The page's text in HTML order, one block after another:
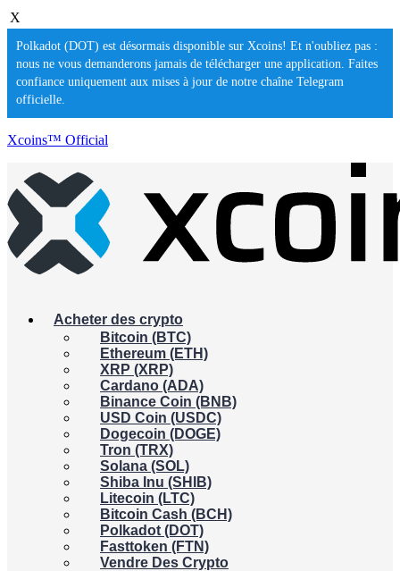
X
Polkadot (DOT) est désormais disponible sur Xcoins! Et n'oubliez pas :
nous ne vous demanderons jamais de télécharger une application. Faites
confiance uniquement aux mises à jour de notre chaîne Telegram
officielle.
Xcoins™ Official
Acheter des crypto
Bitcoin (BTC)
Ethereum (ETH)
XRP (XRP)
Cardano (ADA)
Binance Coin (BNB)
USD Coin (USDC)
Dogecoin (DOGE)
Tron (TRX)
Solana (SOL)
Shiba Inu (SHIB)
Litecoin (LTC)
Bitcoin Cash (BCH)
Polkadot (DOT)
Fasttoken (FTN)
Vendre Des Crypto